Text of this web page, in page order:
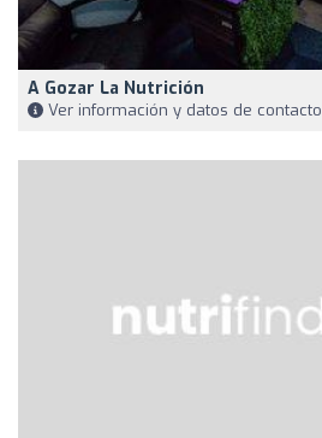
A Gozar La Nutrición
Ver información y datos de contacto